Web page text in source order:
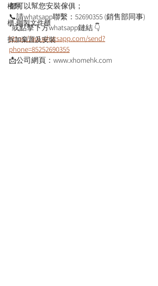
檯類
櫃-鋼製文件櫃
拆加棄置及安裝
都可以幫您安裝傢俱；
📞請whatsapp聯繫：52690355 (銷售部同事)
*或點擊下方whatsapp鏈結 👇
https://api.whatsapp.com/send?
phone=85252690355
📩公司網頁：www.xhomehk.com